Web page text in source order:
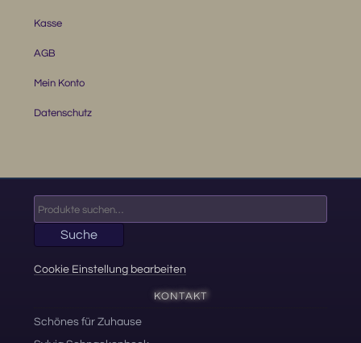
Kasse
AGB
Mein Konto
Datenschutz
nach:
Suche
Cookie Einstellung bearbeiten
KONTAKT
Schönes für Zuhause